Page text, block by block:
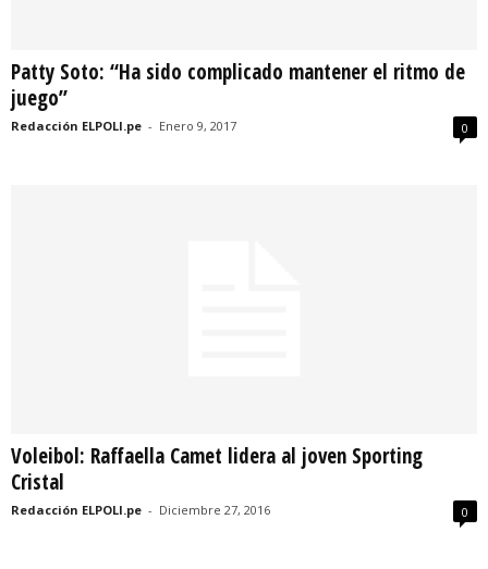
Patty Soto: “Ha sido complicado mantener el ritmo de
juego”
Redacción ELPOLI.pe - Enero 9, 2017 0
Voleibol: Raffaella Camet lidera al joven Sporting
Cristal
Redacción ELPOLI.pe - Diciembre 27, 2016 0